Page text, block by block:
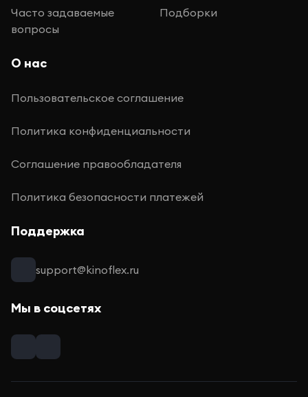
Часто задаваемые
вопросы
Подборки
О нас
Пользовательское соглашение
Политика конфиденциальности
Соглашение правообладателя
Политика безопасности платежей
Поддержка
support@kinoflex.ru
Мы в соцсетях